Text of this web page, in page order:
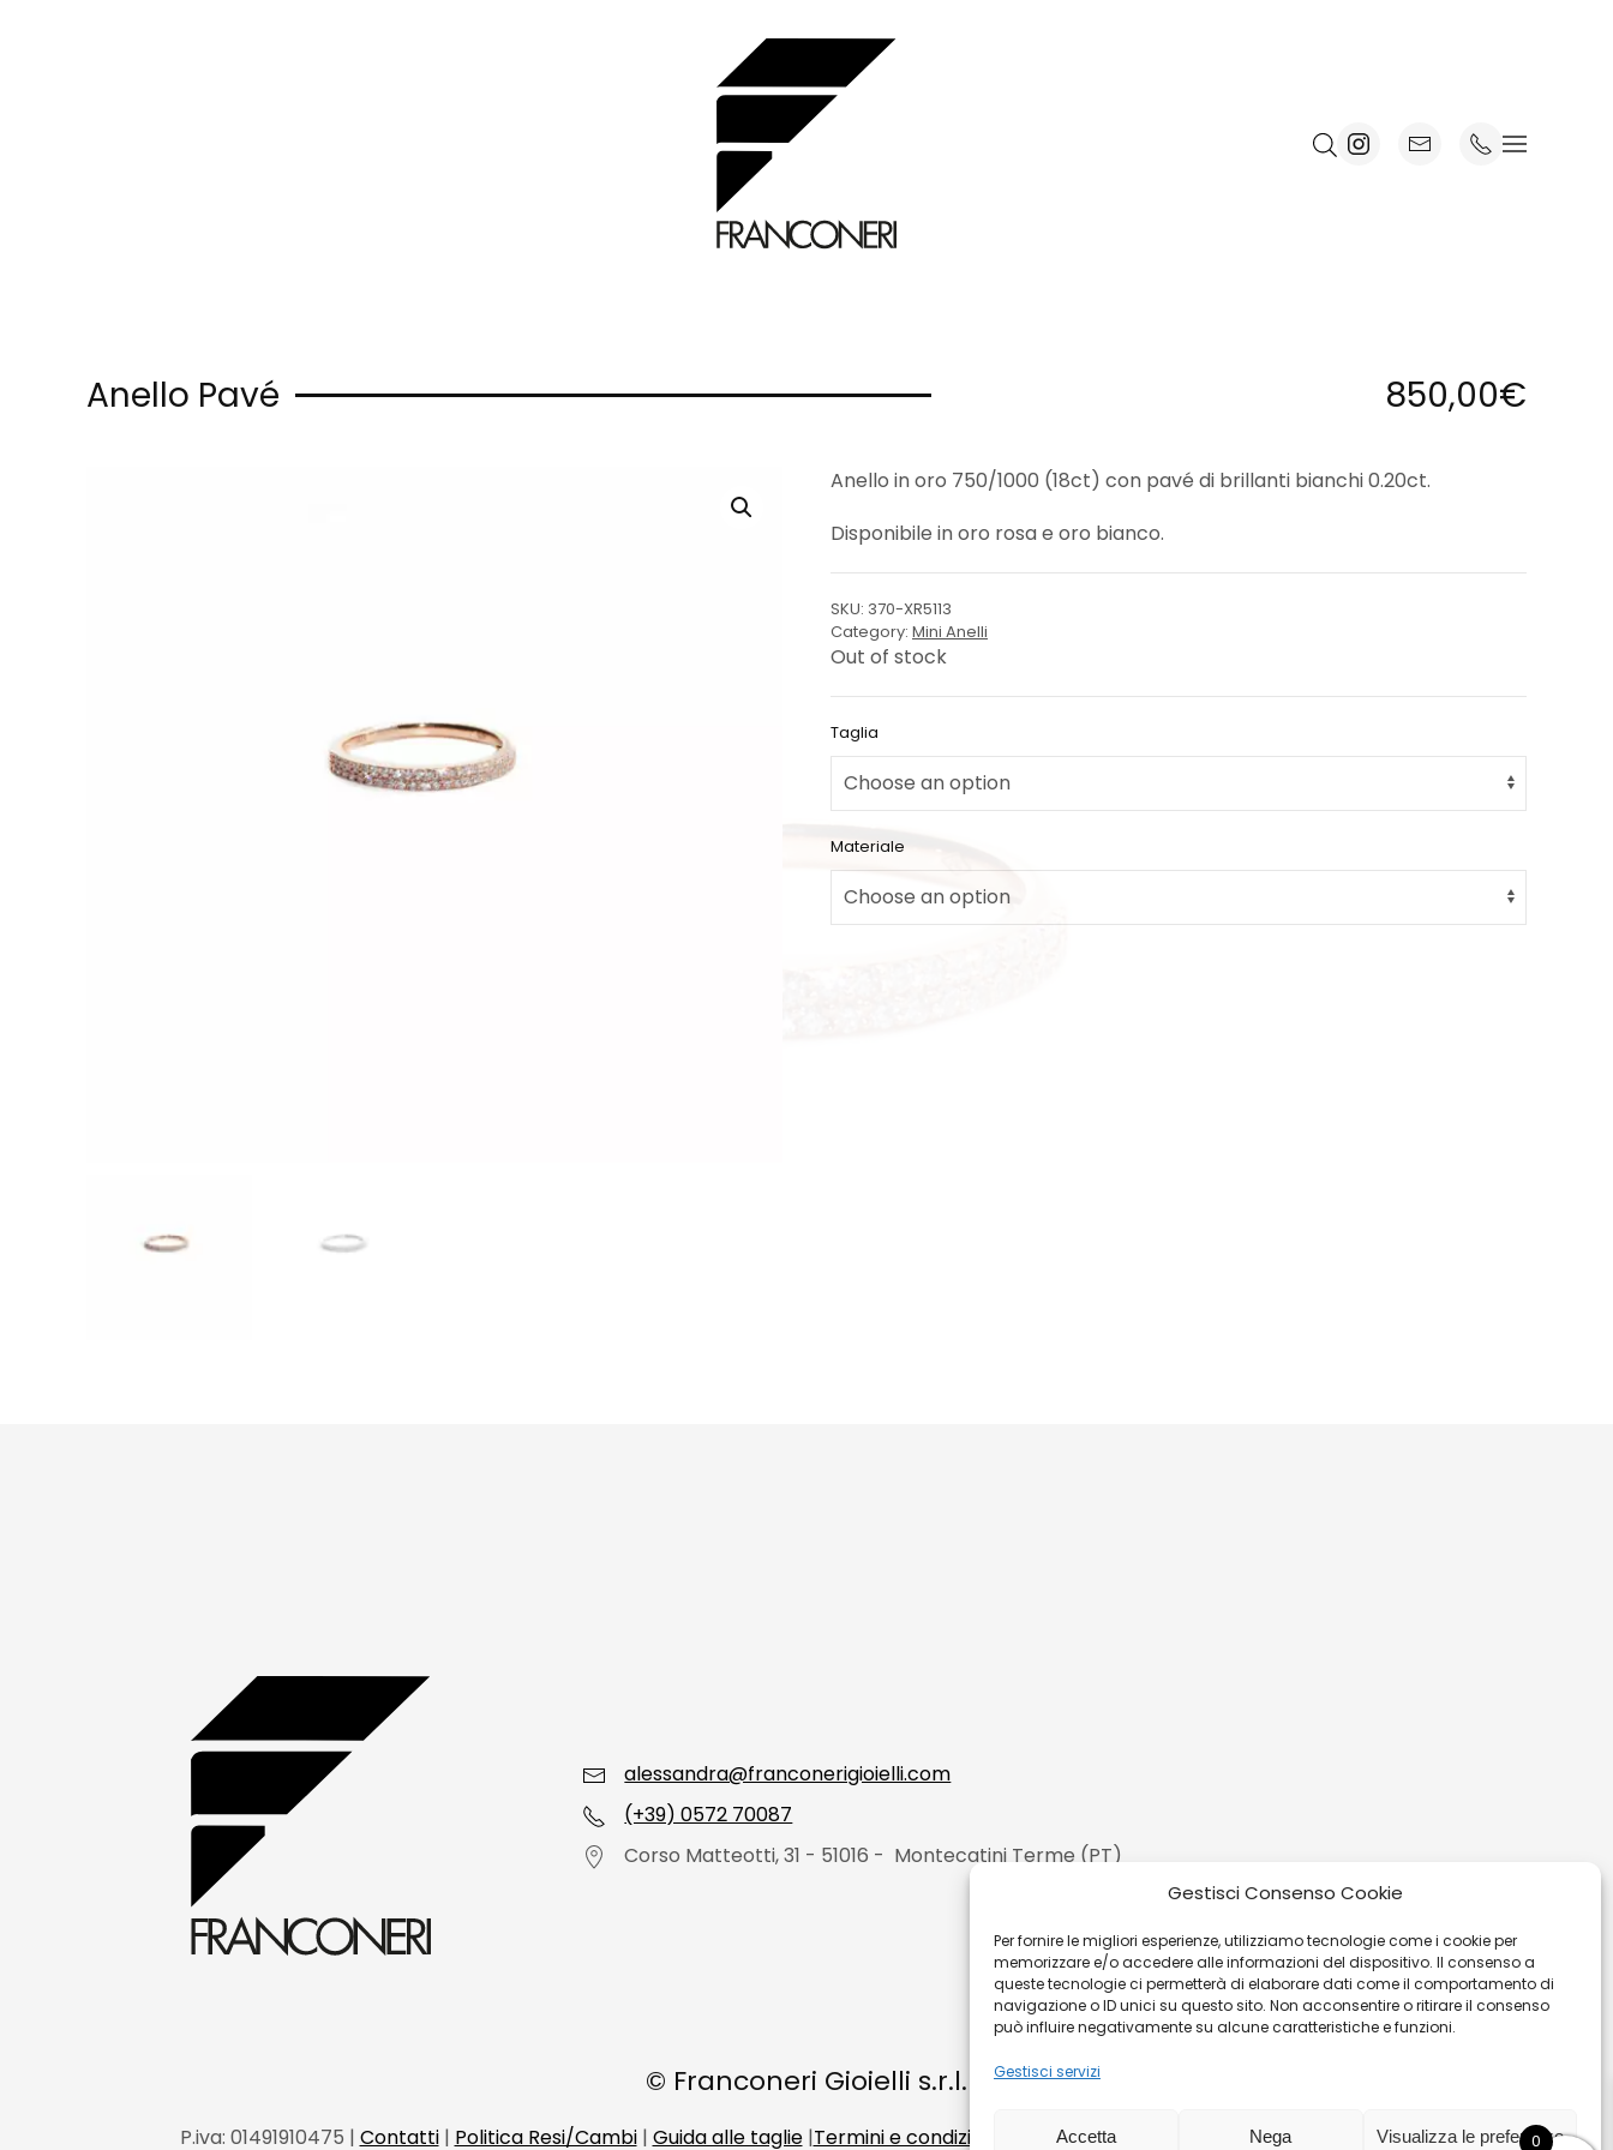
Gestisci Consenso Cookie
Per fornire le migliori esperienze, utilizziamo tecnologie come i cookie per
memorizzare e/o accedere alle informazioni del dispositivo. Il consenso a
queste tecnologie ci permetterà di elaborare dati come il comportamento di
navigazione o ID unici su questo sito. Non acconsentire o ritirare il consenso
può influire negativamente su alcune caratteristiche e funzioni.
Gestisci servizi
Accetta Nega Visualizza le preferenze
Anello Pavé 850,00€
Anello in oro 750/1000 (18ct) con pavé di brillanti bianchi 0.20ct.
Disponibile in oro rosa e oro bianco.
SKU: 370-XR5113
Category: Mini Anelli
Out of stock
Taglia
Materiale
alessandra@franconerigioielli.com
(+39) 0572 70087
Corso Matteotti, 31 - 51016 - Montecatini Terme (PT)
© Franconeri Gioielli s.r.l.
P.iva: 01491910475 | Contatti| Politica Resi/Cambi| Guida alle taglie|Termini e condizioni di vendita|Privacy Policy |Cookies Sitemaps 0